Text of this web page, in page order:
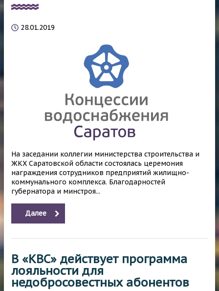
28.01.2019
На заседании коллегии министерства строительства и
ЖКХ Саратовской области состоялась церемония
награждения сотрудников предприятий жилищно-
коммунального комплекса. Благодарностей
губернатора и минстроя...
Далее
В «КВС» действует программа
лояльности для
недобросовестных абонентов